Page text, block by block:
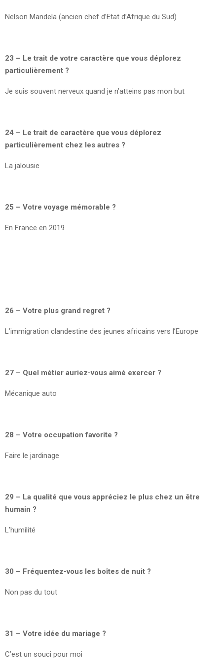
Nelson Mandela (ancien chef d’Etat d’Afrique du Sud)
23 – Le trait de votre caractère que vous déplorez
particulièrement ?
Je suis souvent nerveux quand je n’atteins pas mon but
24 – Le trait de caractère que vous déplorez
particulièrement chez les autres ?
La jalousie
25 – Votre voyage mémorable ?
En France en 2019
26 – Votre plus grand regret ?
L’immigration clandestine des jeunes africains vers l’Europe
27 – Quel métier auriez-vous aimé exercer ?
Mécanique auto
28 – Votre occupation favorite ?
Faire le jardinage
29 – La qualité que vous appréciez le plus chez un être
humain ?
L’humilité
30 – Fréquentez-vous les boîtes de nuit ?
Non pas du tout
31 – Votre idée du mariage ?
C’est un souci pour moi